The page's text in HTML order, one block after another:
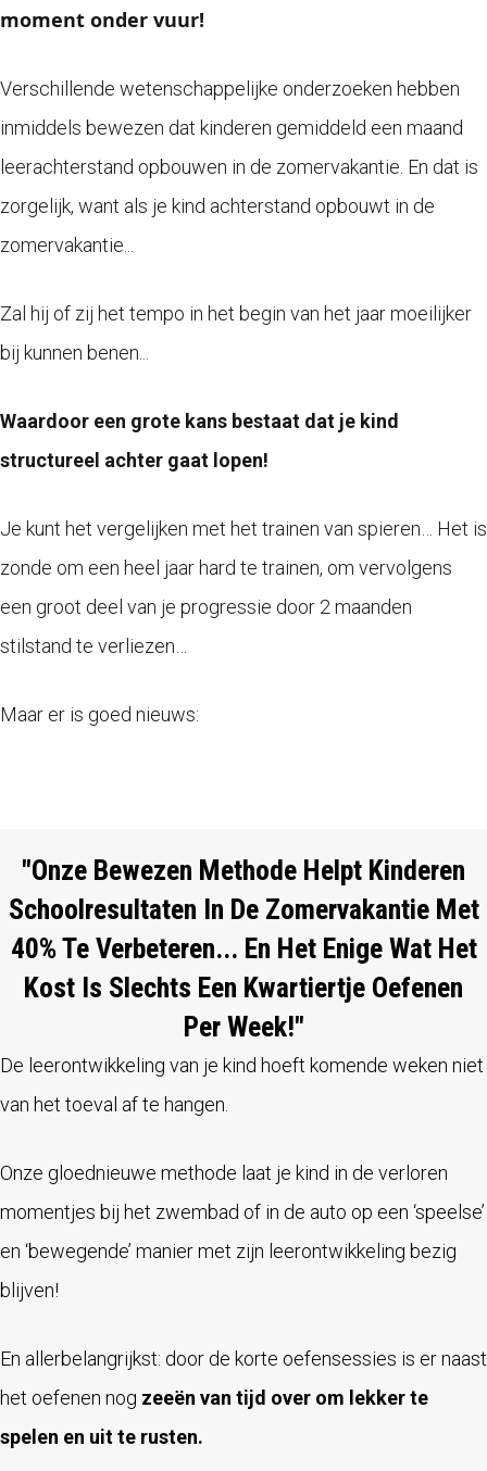
moment onder vuur!
Verschillende wetenschappelijke onderzoeken hebben
inmiddels bewezen dat kinderen gemiddeld een maand
leerachterstand opbouwen in de zomervakantie. En dat is
zorgelijk, want als je kind achterstand opbouwt in de
zomervakantie...
Zal hij of zij het tempo in het begin van het jaar moeilijker
bij kunnen benen...
Waardoor een grote kans bestaat dat je kind
structureel achter gaat lopen!
Je kunt het vergelijken met het trainen van spieren… Het is
zonde om een heel jaar hard te trainen, om vervolgens
een groot deel van je progressie door 2 maanden
stilstand te verliezen…
Maar er is goed nieuws:
"Onze Bewezen Methode Helpt Kinderen
Schoolresultaten In De Zomervakantie Met
40% Te Verbeteren... En Het Enige Wat Het
Kost Is Slechts Een Kwartiertje Oefenen
Per Week!"
De leerontwikkeling van je kind hoeft komende weken niet
van het toeval af te hangen.
Onze gloednieuwe methode laat je kind in de verloren
momentjes bij het zwembad of in de auto op een ‘speelse’
en ‘bewegende’ manier met zijn leerontwikkeling bezig
blijven!
En allerbelangrijkst: door de korte oefensessies is er naast
het oefenen nog zeeën van tijd over om lekker te
spelen en uit te rusten.